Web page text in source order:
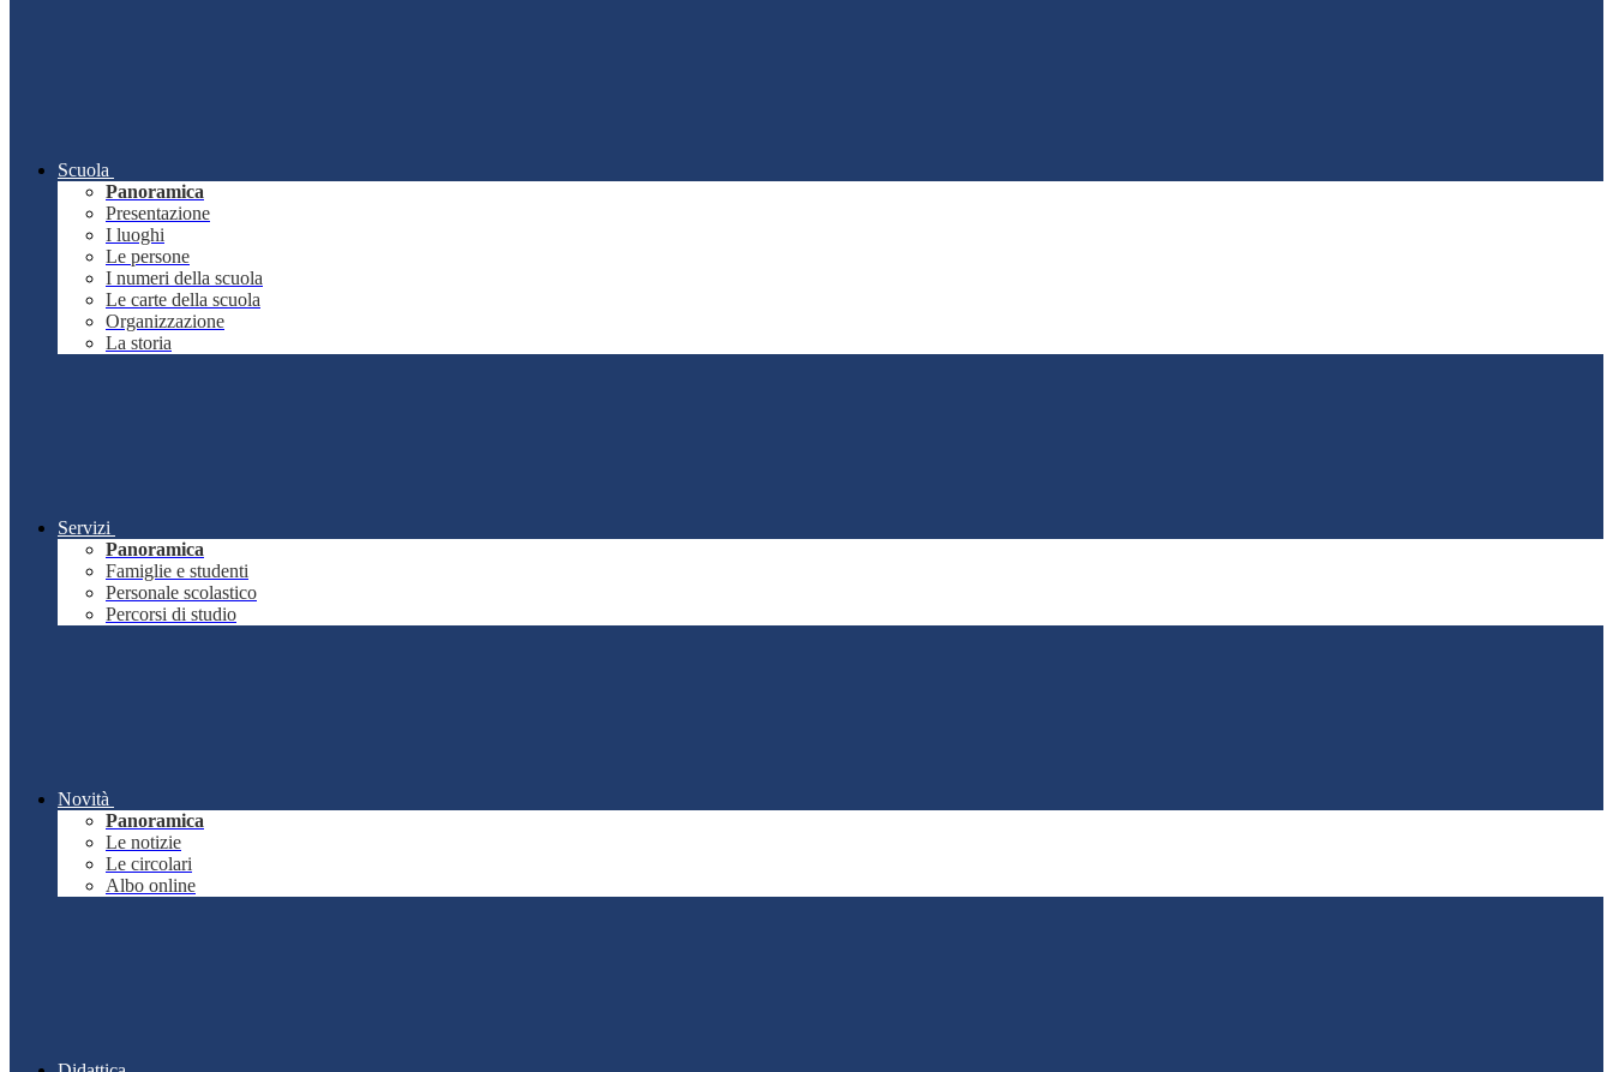
Scuola
Panoramica
Presentazione
I luoghi
Le persone
I numeri della scuola
Le carte della scuola
Organizzazione
La storia
Servizi
Panoramica
Famiglie e studenti
Personale scolastico
Percorsi di studio
Novità
Panoramica
Le notizie
Le circolari
Albo online